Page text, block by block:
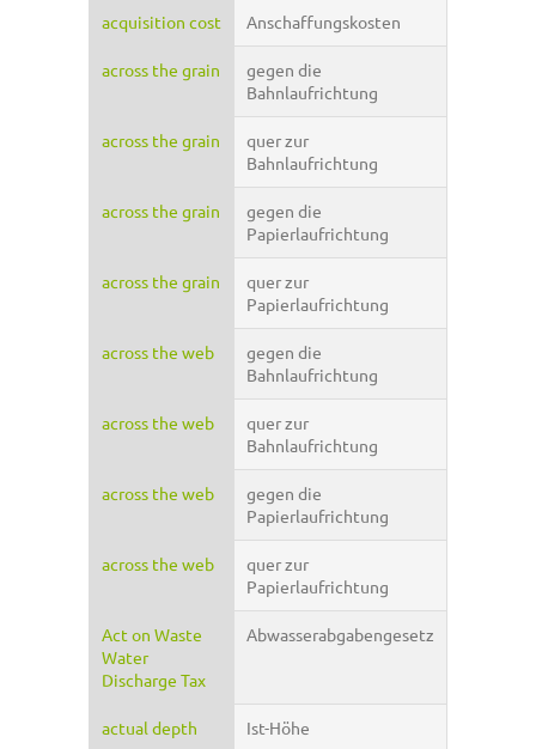
acquisition cost Anschaffungskosten
across the grain
gegen die
Bahnlaufrichtung
across the grain
quer zur
Bahnlaufrichtung
across the grain
gegen die
Papierlaufrichtung
across the grain
quer zur
Papierlaufrichtung
across the web
gegen die
Bahnlaufrichtung
across the web
quer zur
Bahnlaufrichtung
across the web
gegen die
Papierlaufrichtung
across the web
quer zur
Papierlaufrichtung
Act on Waste
Water
Discharge Tax
Abwasserabgabengesetz
actual depth Ist-Höhe